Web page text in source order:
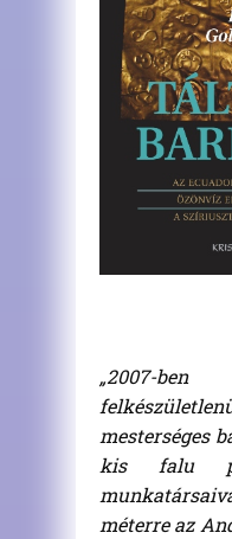
„2007-
mesterséges
kis falu
méterre az